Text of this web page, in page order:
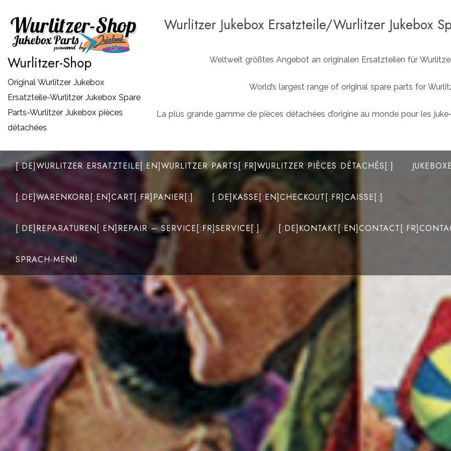
Inhalt
springen
Wurlitzer-Shop
Original Wurlitzer Jukebox
Ersatzteile-Wurlitzer Jukebox Spare
Parts-Wurlitzer Jukebox pièces
détachées
Wurlitzer Jukebox Ersatzteile/Wurlitzer Jukebox
Weltweit größtes Angebot an originalen Ersatzteilen für
World’s largest range of original spare parts for
La plus grande gamme de pièces détachées d’origine au monde pour les
[:DE]WURLITZER ERSATZTEILE[:EN]WURLITZER PARTS[:FR]WURLITZER PIÈCES DÉTACHÉS[:]
[:DE]WARENKORB[:EN]CART[:FR]PANIER[:] [:DE]KASSE[:EN]CHECKOUT[:FR]CAISSE[:]
[:DE]REPARATUREN[:EN]REPAIR – SERVICE[:FR]SERVICE[:]
SPRACH-MENÜ